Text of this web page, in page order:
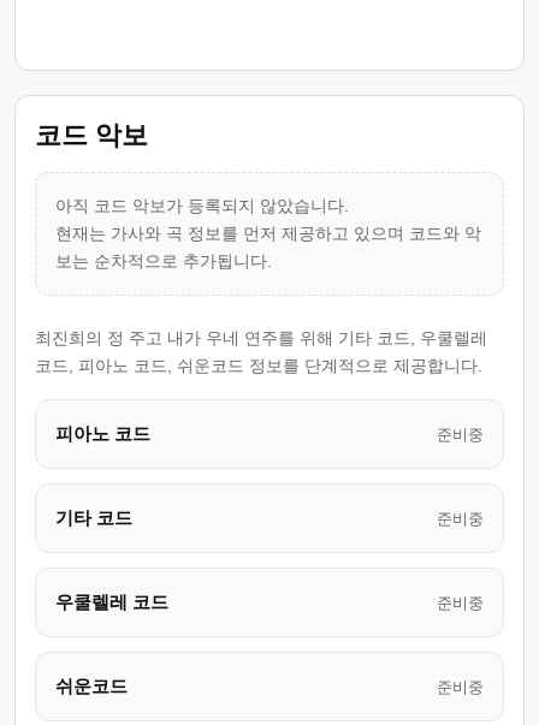
코드 악보
아직 코드 악보가 등록되지 않았습니다.
현재는 가사와 곡 정보를 먼저 제공하고 있으며 코드와 악
보는 순차적으로 추가됩니다.
최진희의 정 주고 내가 우네 연주를 위해 기타 코드, 우쿨렐레
코드, 피아노 코드, 쉬운코드 정보를 단계적으로 제공합니다.
피아노 코드 준비중
기타 코드 준비중
우쿨렐레 코드 준비중
쉬운코드 준비중